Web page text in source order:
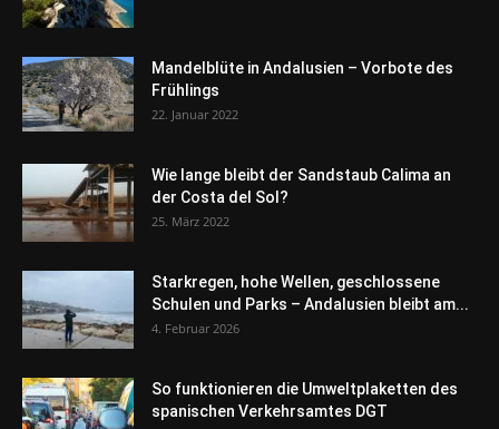
Mandelblüte in Andalusien – Vorbote des
Frühlings
22. Januar 2022
Wie lange bleibt der Sandstaub Calima an
der Costa del Sol?
25. März 2022
Starkregen, hohe Wellen, geschlossene
Schulen und Parks – Andalusien bleibt am...
4. Februar 2026
So funktionieren die Umweltplaketten des
spanischen Verkehrsamtes DGT